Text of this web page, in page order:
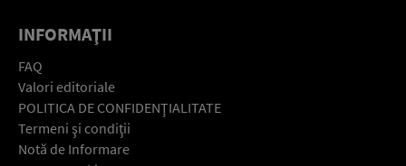
INFORMAŢII
FAQ
Valori editoriale
POLITICA DE CONFIDENŢIALITATE
Termeni şi condiţii
Notă de Informare